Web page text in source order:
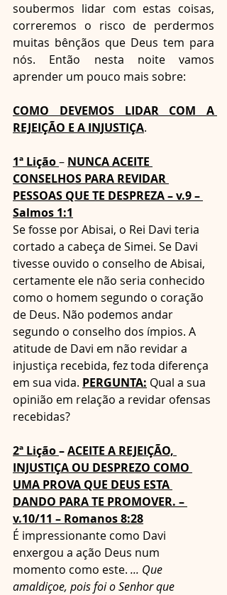
soubermos lidar com estas coisas,
correremos o risco de perdermos
muitas bênçãos que Deus tem para
nós. Então nesta noite vamos
aprender um pouco mais sobre:
COMO DEVEMOS LIDAR COM A
REJEIÇÃO E A INJUSTIÇA.
1ª Lição – NUNCA ACEITE
CONSELHOS PARA REVIDAR
PESSOAS QUE TE DESPREZA – v.9 –
Salmos 1:1
Se fosse por Abisai, o Rei Davi teria
cortado a cabeça de Simei. Se Davi
tivesse ouvido o conselho de Abisai,
certamente ele não seria conhecido
como o homem segundo o coração
de Deus. Não podemos andar
segundo o conselho dos ímpios. A
atitude de Davi em não revidar a
injustiça recebida, fez toda diferença
em sua vida. PERGUNTA: Qual a sua
opinião em relação a revidar ofensas
recebidas?
2ª Lição – ACEITE A REJEIÇÃO,
INJUSTIÇA OU DESPREZO COMO
UMA PROVA QUE DEUS ESTA
DANDO PARA TE PROMOVER. –
v.10/11 – Romanos 8:28
É impressionante como Davi
enxergou a ação Deus num
momento como este. ... Que
amaldiçoe, pois foi o Senhor que